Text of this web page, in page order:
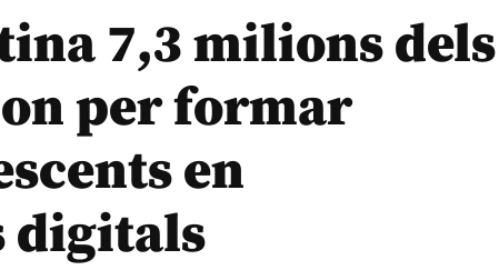
7,3 milions dels
per formar
en
digitals